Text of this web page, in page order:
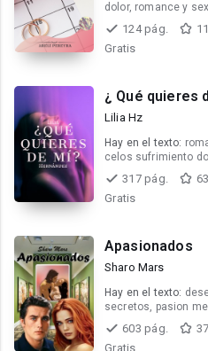
dolor, romance y sexo, romance drama amor celos
mentiras
124 pág.
Gratis
¿ Qué quieres
Lilia Hz
Hay en el texto:
celos sufrimiento
sufrimiemto
317 pág.
63
Gratis
Apasionados
Sharo Mars
Hay en el texto:
secretos, pasion
romance y sexo
603 pág.
37
Gratis